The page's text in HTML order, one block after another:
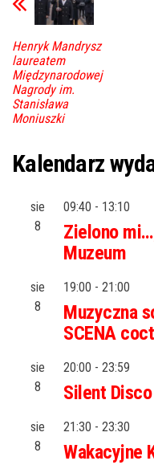
Henryk Mandrysz
laureatem
Międzynarodowej
Nagrody im.
Stanisława
Moniuszki
Kalendarz
sie
8
09:40 - 13:10
Zielono
Muzeum
sie
8
19:00 - 21:00
Muzyczna
SCENA
sie
8
20:00 - 23:59
Silent
sie
8
21:30 - 23:30
Wakacyjne